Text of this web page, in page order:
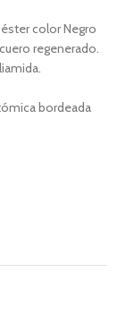
color Negro
regenerado.
bordeada